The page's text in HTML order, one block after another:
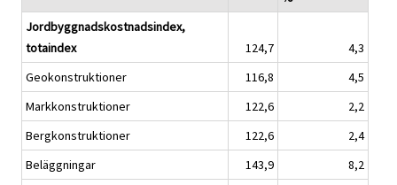
Jordbyggnadskostnadsindex,
totaindex
124,7
4,3
Geokonstruktioner
116,8
4,5
Markkonstruktioner
122,6
2,2
Bergkonstruktioner
122,6
2,4
Beläggningar
143,9
8,2